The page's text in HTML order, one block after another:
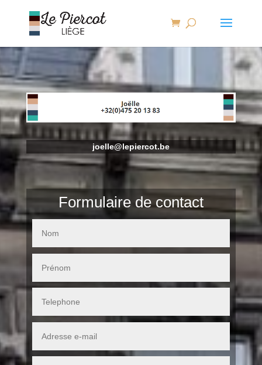
joelle@lepiercot.be
Formulaire de contact